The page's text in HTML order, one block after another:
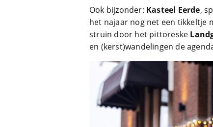
Ook bijzonder: Kasteel Eerde,
het najaar nog net een tikkeltje
struin door het pittoreske
en (kerst)wandelingen de